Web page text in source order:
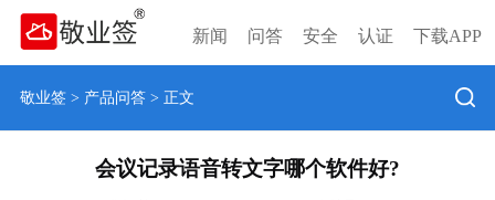
新闻 问答 安全 认证 下载APP
敬业签> 产品问答> 正文
会议记录语音转文字哪个软件好?